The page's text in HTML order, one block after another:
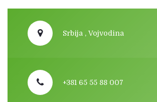
Srbija , Vojvodina
+381 65 55 88 007